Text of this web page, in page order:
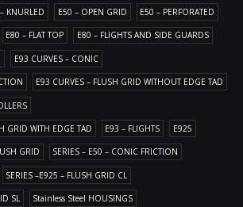
KNURLED E50 – OPEN GRID E50 – PERFORATED
E80 – FLAT TOP E80 – FLIGHTS AND SIDE GUARDS
E93 CURVES – CONIC
E93 CURVES – FLUSH GRID WITHOUT EDGE TAD
GRID WITH EDGE TAD E93 – FLIGHTS E925
GRID SERIES – E50 – CONIC FRICTION
SERIES –E925 – FLUSH GRID CL
SL Stainless Steel HOUSINGS